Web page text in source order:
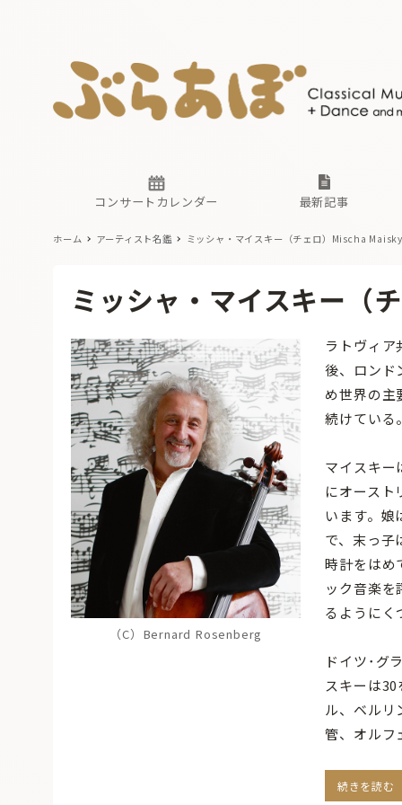
コンサートカレンダー 最新記事
古楽とそ
過去の連
現場のプ
無料ライ
か
古楽とそ
無料ライ
あ か
ホーム アーティスト名鑑 ミッシャ・マイスキー（チェロ）Mischa
ミッシャ・マイスキー
（C）Bernard Rosenberg
ラトヴィア
後、ロンド
め世界の主
続けている
マイスキー
にオースト
います。娘
で、末っ子
時計をはめ
ック音楽を
るようにく
ドイツ･グ
スキーは
ル、ベルリ
管、オルフ
続きを読む